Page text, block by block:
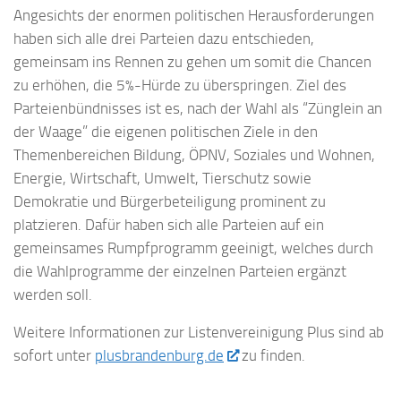
Angesichts der enormen politischen Herausforderungen
haben sich alle drei Parteien dazu entschieden,
gemeinsam ins Rennen zu gehen um somit die Chancen
zu erhöhen, die 5%-Hürde zu überspringen. Ziel des
Parteienbündnisses ist es, nach der Wahl als “Zünglein an
der Waage” die eigenen politischen Ziele in den
Themenbereichen Bildung, ÖPNV, Soziales und Wohnen,
Energie, Wirtschaft, Umwelt, Tierschutz sowie
Demokratie und Bürgerbeteiligung prominent zu
platzieren. Dafür haben sich alle Parteien auf ein
gemeinsames Rumpfprogramm geeinigt, welches durch
die Wahlprogramme der einzelnen Parteien ergänzt
werden soll.
Weitere Informationen zur Listenvereinigung Plus sind ab
sofort unter plusbrandenburg.de zu finden.